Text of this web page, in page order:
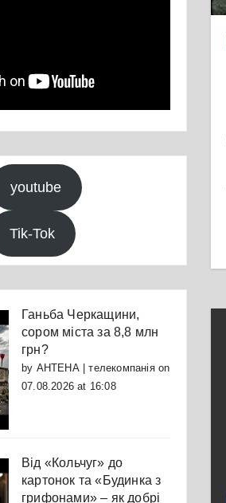
youtube
Tik-Tok
Ганьба Черкащини,
сором міста за 8,8 млн
грн?
by АНТЕНА | телекомпаніяon
07.08.2026 at 16:08
Від «Кольчуг» до
картонок та «Будинка з
грифонами» – як добрі